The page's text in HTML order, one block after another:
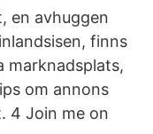
en avhuggen
finns
marknadsplats,
om annons
4 Join me on